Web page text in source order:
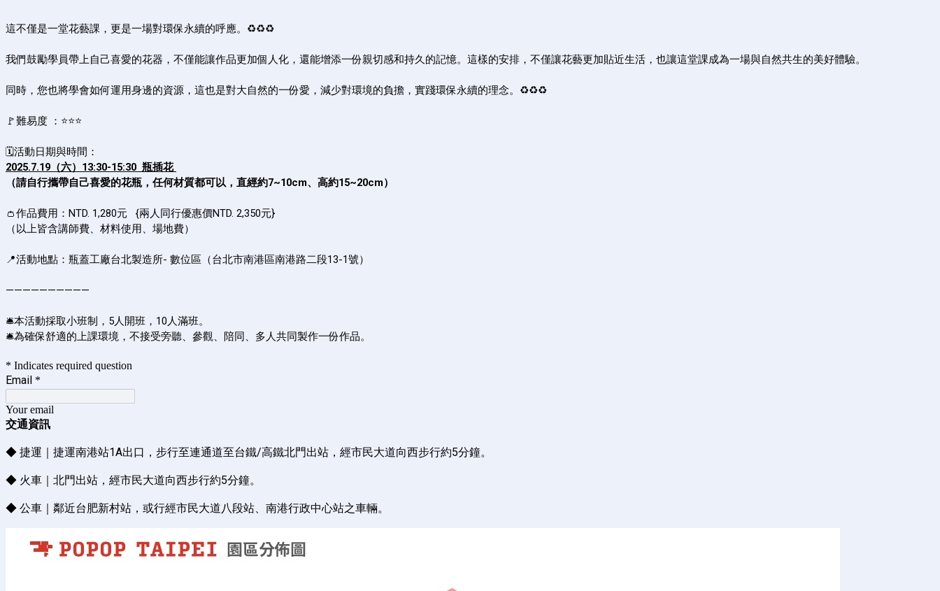
這不僅是一堂花藝課，更是一場對環保永續的呼應。 ♻️♻️♻️
我們鼓勵學員帶上自己喜愛的花器，不僅能讓作品更加個人化，還能增添一份親切感和持久的記憶。這樣的安排，不僅讓花藝更加貼近生活，也讓這堂課成為一場與自然共生的美好體驗。
同時， 您也將學會如何運用身邊的資源， 這也是對大自然的一份愛，減少對環境的負擔，實踐環保永續的理念。 ♻️♻️♻️
🚩難易度 ：⭐️⭐️⭐️
🗓活動日期與時間：
2025.7.19（六）13:30-15:30 瓶插花
（請自行攜帶自己喜愛的花瓶，任何材質都可以，直經約7~10cm、高約15~20cm）
👛作品費用：NTD. 1,280元 {兩人同行優惠價NTD. 2,350元}
（以上皆含講師費、材料使用、場地費）
📍活動地點：瓶蓋工廠台北製造所- 數位區（台北市南港區南港路二段13-1號）
——————————
🛎️本活動採取小班制，5人開班，10人滿班。
🛎️為確保舒適的上課環境，不接受旁聽、參觀、陪同、多人共同製作一份作品。
* Indicates required question
Email *
Your email
交通資訊
◆ 捷運｜捷運南港站1A出口，步行至連通道至台鐵/高鐵北門出站，經市民大道向西步行約5分鐘。
◆ 火車｜北門出站，經市民大道向西步行約5分鐘。
◆ 公車｜鄰近台肥新村站，或行經市民大道八段站、南港行政中心站之車輛。